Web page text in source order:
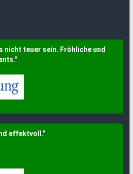
nicht teuer sein. Fröhliche und
effektvoll."